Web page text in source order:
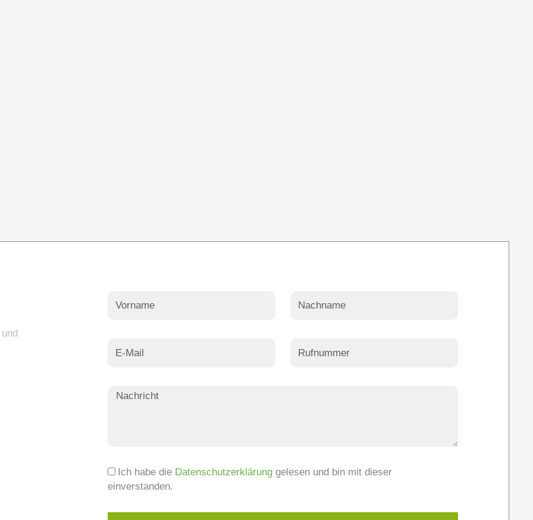
Ich habe die Datenschutzerklärunggelesen und bin mit dieser
einverstanden.